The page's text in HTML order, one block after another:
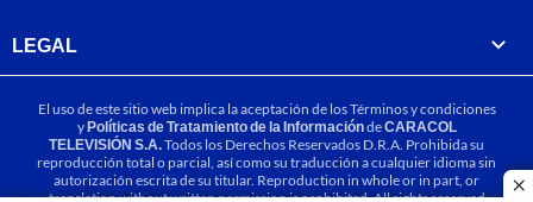
LEGAL
El uso de este sitio web implica la aceptación de losTérminos y condiciones
yPolíticas de Tratamiento de la InformacióndeCARACOL
TELEVISIÓN S.A.Todos los Derechos Reservados D.R.A. Prohibida su
reproducción total o parcial, así como su traducción a cualquier idioma sin
autorización escrita de su titular. Reproduction in whole or in part, or
translation without written permission is prohibited. All rights reserved